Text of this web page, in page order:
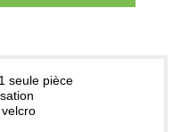
seule pièce